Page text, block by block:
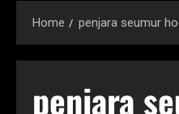
Home penjara seumur
penjara